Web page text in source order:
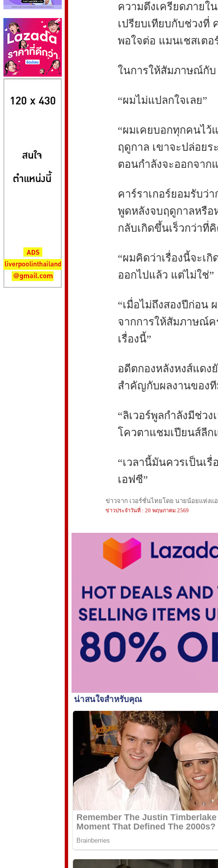
ความตึงเครียดภายใ
เปรียบเทียบกับช่วงที่
พอใจต่อ แมนเชสเตอ
ในการให้สัมภาษณ์กับ
“ผมไม่แปลกใจเลย”
“ผมเคยบอกทุกคนไว้
ฤดูกาล เขาจะปล่อย
ตอนกำลังจะออกจาก
คาร์ราเกอร์ยอมรับว่
พูดหลังจบฤดูกาลหรือ
กลับเกิดขึ้นเร็วกว่าที่
“ผมคิดว่าเรื่องนี้จะเ
ออกไปแล้ว แต่ไม่ใช่”
“เมื่อไม่ถึงสองปีก่อน
จากการให้สัมภาษณ์
เรื่องนี้”
อดีตกองหลังหงส์แดง
สำคัญกับผลงานของที
“ลิเวอร์พูลกำลังมีช่ว
โควตาแชมเปียนส์ลีก
“เวลานี้มันควรเป็นเ
เอฟซี”
ข่าวจาก เวอร์ชั่นไทยโดย นายน้อยแห่งแ
ข่าวประจำวันที่ : 20 พฤษภาคม 2569